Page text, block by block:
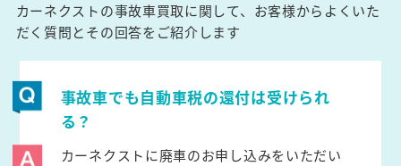
カーネクストの事故車買取に関して、お客様からよくいた
だく質問とその回答をご紹介します
事故車でも自動車税の還付は受けられ
る？
カーネクストに廃車のお申し込みをいただい